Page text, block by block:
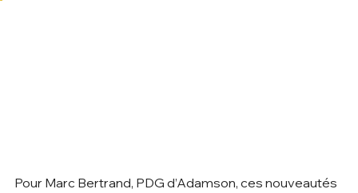
Pour Marc Bertrand, PDG d’Adamson, ces nouveautés